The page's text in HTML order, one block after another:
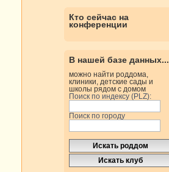
Кто сейчас на
конференции
В нашей базе данных...
можно найти роддома,
клиники, детские сады и
школы рядом с домом
Поиск по индексу (PLZ):
Поиск по городу